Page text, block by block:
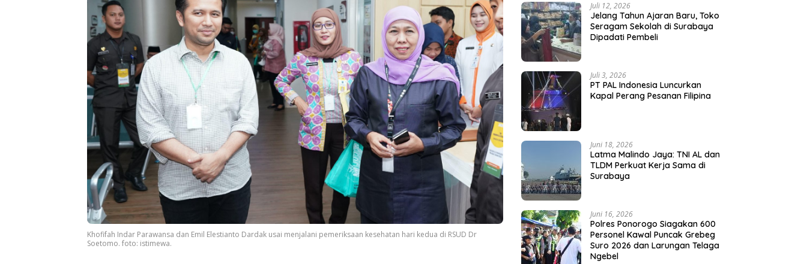
Khofifah Indar Parawansa dan Emil Elestianto Dardak usai menjalani pemeriksaan kesehatan hari kedua di RSUD Dr
Soetomo. foto: istimewa.
Juli 12, 2026
Jelang Tahun Ajaran Baru, Toko
Seragam Sekolah di Surabaya
Dipadati Pembeli
Juli 3, 2026
PT PAL Indonesia Luncurkan
Kapal Perang Pesanan Filipina
Juni 18, 2026
Latma Malindo Jaya: TNI AL dan
TLDM Perkuat Kerja Sama di
Surabaya
Juni 16, 2026
Polres Ponorogo Siagakan 600
Personel Kawal Puncak Grebeg
Suro 2026 dan Larungan Telaga
Ngebel